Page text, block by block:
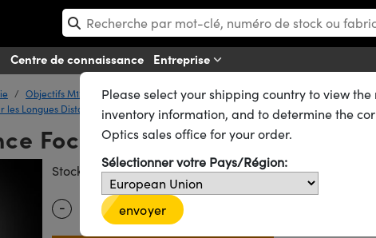
Centre de connaissance Entreprise
Objectifs M12 (Objectifs de Monture S)
Longues Distances de Travail
Focale, Haute Résolution,
Stock #11-325 3 In Stock
Quantity Selector
- Use the plus and minus buttons to adjust the
+ €87,00
Please select your shipping country to view
inventory information, and to determine the
Optics sales office for your order.
Sélectionner votre Pays/Région:
envoyer